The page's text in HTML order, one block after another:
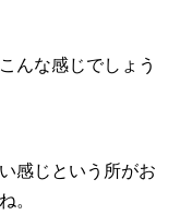
んな感じでしょう
感じという所がお
。